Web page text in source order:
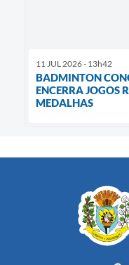
11 JUL 2026 - 13h42
BADMINTON
ENCERRA JOGOS
MEDALHAS